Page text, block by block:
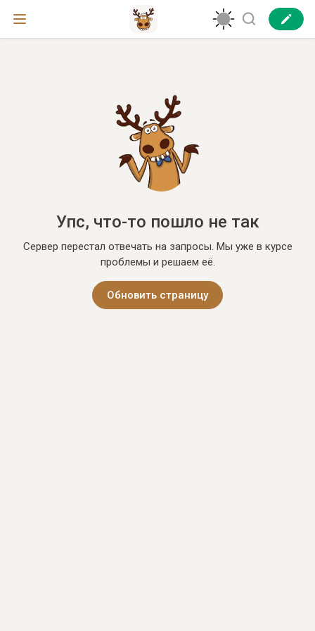
Упс, что-то пошло не так
Сервер перестал отвечать на запросы. Мы уже в курсе
проблемы и решаем её.
Обновить страницу